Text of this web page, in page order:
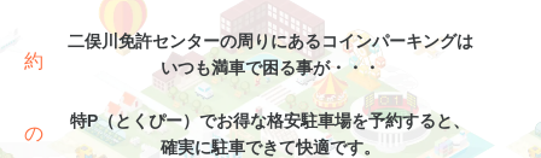
二俣川免許センターの周りにあるコインパーキングは
いつも満車で困る事が・・・
特P（とくぴー）でお得な格安駐車場を予約すると、
確実に駐車できて快適です。